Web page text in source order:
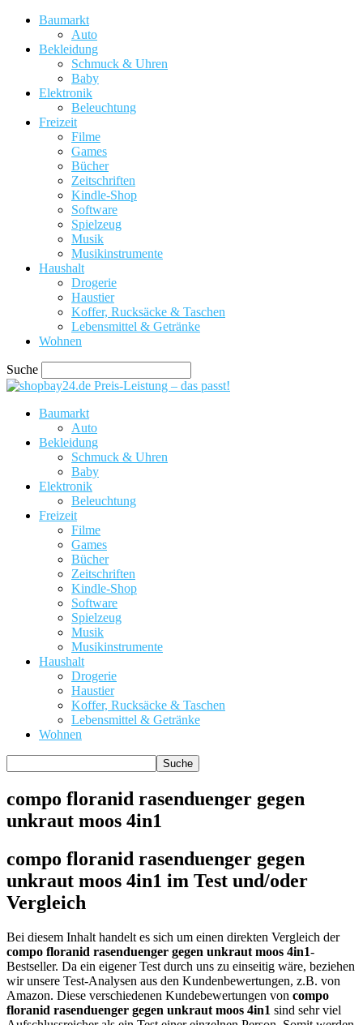
Baumarkt
Auto
Bekleidung
Schmuck & Uhren
Baby
Elektronik
Beleuchtung
Freizeit
Filme
Games
Bücher
Zeitschriften
Kindle-Shop
Software
Spielzeug
Musik
Musikinstrumente
Haushalt
Drogerie
Haustier
Koffer, Rucksäcke & Taschen
Lebensmittel & Getränke
Wohnen
Suche
Preis-Leistung – das passt!
Baumarkt
Auto
Bekleidung
Schmuck & Uhren
Baby
Elektronik
Beleuchtung
Freizeit
Filme
Games
Bücher
Zeitschriften
Kindle-Shop
Software
Spielzeug
Musik
Musikinstrumente
Haushalt
Drogerie
Haustier
Koffer, Rucksäcke & Taschen
Lebensmittel & Getränke
Wohnen
compo floranid rasenduenger gegen
unkraut moos 4in1
compo floranid rasenduenger gegen
unkraut moos 4in1 im Test und/oder
Vergleich
Bei diesem Inhalt handelt es sich um einen direkten Vergleich der
compo floranid rasenduenger gegen unkraut moos 4in1-
Bestseller. Da ein eigener Test durch uns zu einseitig wäre, beziehen
wir unsere Test-Analysen aus den Kundenbewertungen, z.B. von
Amazon. Diese verschiedenen Kundebewertungen von compo
floranid rasenduenger gegen unkraut moos 4in1 sind sehr viel